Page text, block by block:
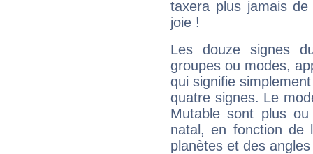
taxera plus jamais
joie !
Les douze signes
groupes ou modes,
qui signifie
quatre signes. Le
Mutable sont plus
natal, en fonction de
planètes et des